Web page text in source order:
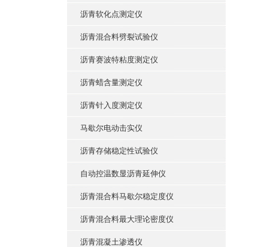
沥青软化点测定仪
沥青混合料劈裂试验仪
沥青赛波特粘度测定仪
沥青蜡含量测定仪
沥青针入度测定仪
马歇尔电动击实仪
沥青存储稳定性试验仪
自动控温数显沥青延伸仪
沥青混合料马歇尔稳定度仪
沥青混合料最大理论密度仪
沥青混凝土渗透仪